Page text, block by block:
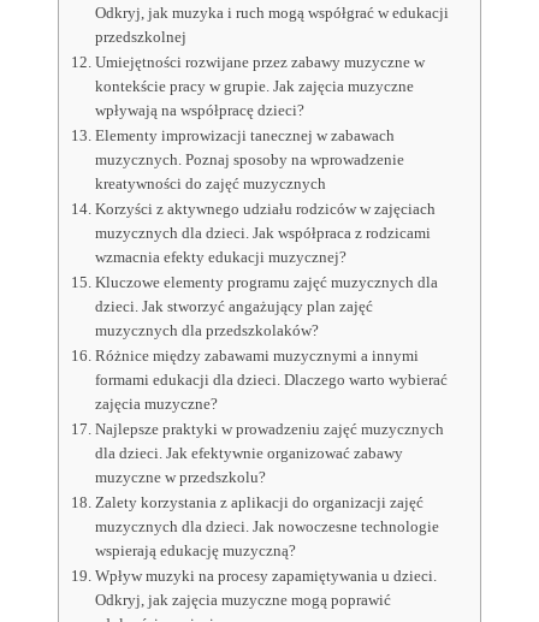
Odkryj, jak muzyka i ruch mogą współgrać w edukacji
przedszkolnej
Umiejętności rozwijane przez zabawy muzyczne w
kontekście pracy w grupie. Jak zajęcia muzyczne
wpływają na współpracę dzieci?
Elementy improwizacji tanecznej w zabawach
muzycznych. Poznaj sposoby na wprowadzenie
kreatywności do zajęć muzycznych
Korzyści z aktywnego udziału rodziców w zajęciach
muzycznych dla dzieci. Jak współpraca z rodzicami
wzmacnia efekty edukacji muzycznej?
Kluczowe elementy programu zajęć muzycznych dla
dzieci. Jak stworzyć angażujący plan zajęć
muzycznych dla przedszkolaków?
Różnice między zabawami muzycznymi a innymi
formami edukacji dla dzieci. Dlaczego warto wybierać
zajęcia muzyczne?
Najlepsze praktyki w prowadzeniu zajęć muzycznych
dla dzieci. Jak efektywnie organizować zabawy
muzyczne w przedszkolu?
Zalety korzystania z aplikacji do organizacji zajęć
muzycznych dla dzieci. Jak nowoczesne technologie
wspierają edukację muzyczną?
Wpływ muzyki na procesy zapamiętywania u dzieci.
Odkryj, jak zajęcia muzyczne mogą poprawić